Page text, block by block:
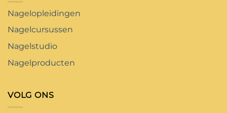
Nagelopleidingen
Nagelcursussen
Nagelstudio
Nagelproducten
VOLG ONS